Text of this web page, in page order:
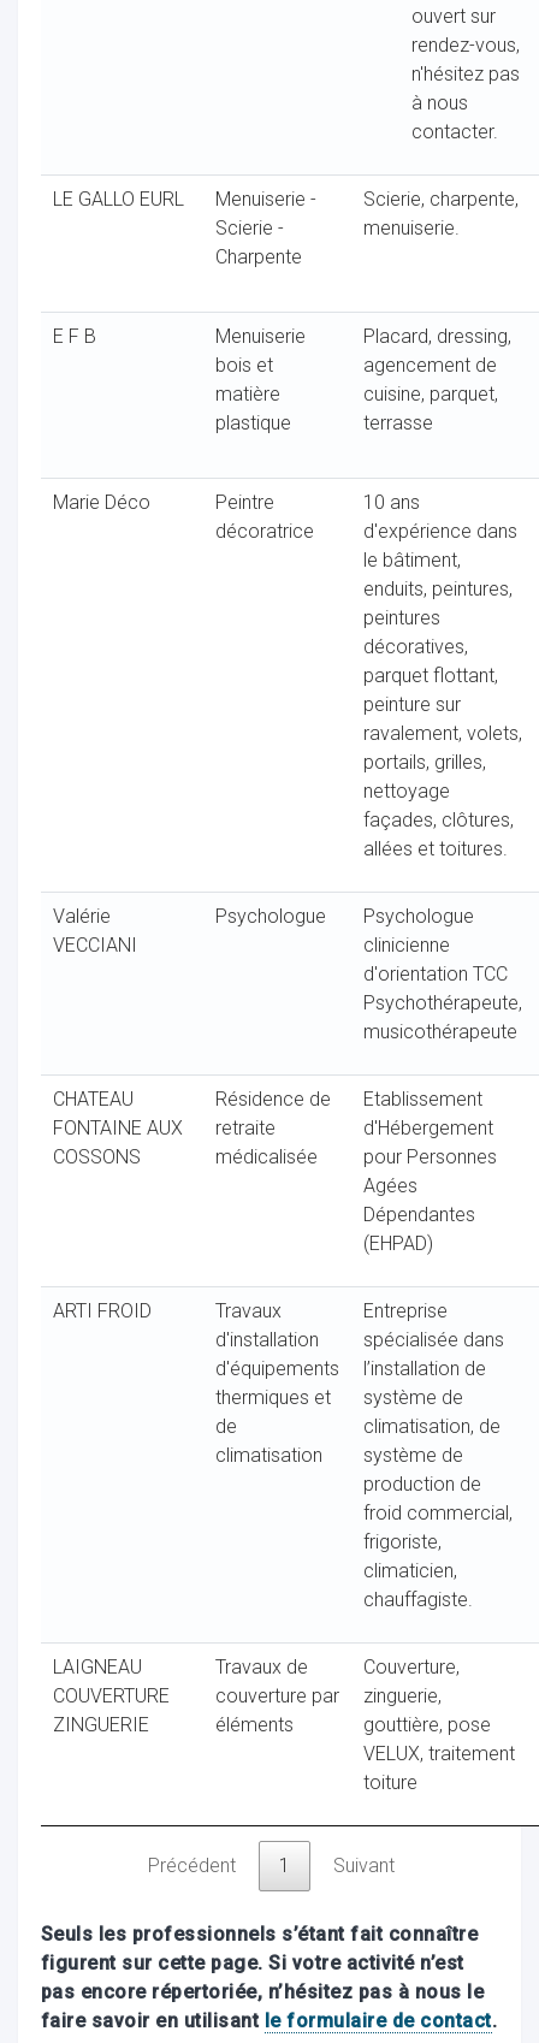
ouvert sur
rendez-vous,
n'hésitez pas
à nous
contacter.
LE GALLO EURL
Menuiserie -
Scierie -
Charpente
Scierie, charpente,
menuiserie.
E F B
Menuiserie
bois et
matière
plastique
Placard, dressing,
agencement de
cuisine, parquet,
terrasse
Marie Déco
Peintre
décoratrice
10 ans
d'expérience dans
le bâtiment,
enduits, peintures,
peintures
décoratives,
parquet flottant,
peinture sur
ravalement, volets,
portails, grilles,
nettoyage
façades, clôtures,
allées et toitures.
Valérie
VECCIANI
Psychologue
Psychologue
clinicienne
d'orientation TCC
Psychothérapeute,
musicothérapeute
CHATEAU
FONTAINE AUX
COSSONS
Résidence de
retraite
médicalisée
Etablissement
d'Hébergement
pour Personnes
Agées
Dépendantes
(EHPAD)
ARTI FROID
Travaux
d'installation
d'équipements
thermiques et
de
climatisation
Entreprise
spécialisée dans
l’installation de
système de
climatisation, de
système de
production de
froid commercial,
frigoriste,
climaticien,
chauffagiste.
LAIGNEAU
COUVERTURE
ZINGUERIE
Travaux de
couverture par
éléments
Couverture,
zinguerie,
gouttière, pose
VELUX, traitement
toiture
Précédent 1 Suivant
Seuls les professionnels s’étant fait connaître
figurent sur cette page. Si votre activité n’est
pas encore répertoriée, n’hésitez pas à nous le
faire savoir en utilisant le formulaire de contact.